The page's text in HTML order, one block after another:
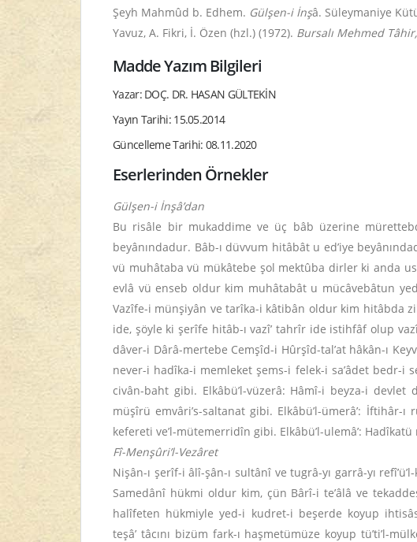
Şeyh Mahmûd b. Edhem. Gülşen-i İnşâ. Süleymaniye
Yavuz, A. Fikri, İ. Özen (hzl.) (1972). Bursalı Mehmed
Madde Yazım Bilgileri
Yazar: DOÇ. DR. HASAN GÜLTEKİN
Yayın Tarihi: 15.05.2014
Güncelleme Tarihi: 08.11.2020
Eserlerinden Örnekler
Gülşen-i İnşâ’dan
Bu risâle bir mukaddime ve üç bâb üzerine
beyânındadur. Bâb-ı düvvum hitâbât u ed’iye
vü muhâtaba vü mükâtebe şol mektûba dirler ki anda
evlâ vü enseb oldur kim muhâtabât u mücâvebâtun
Vazîfe-i münşiyân ve tarîka-i kâtibân oldur kim hitâbda
ide, şöyle ki şerîfe hitâb-ı vazî’ tahrîr ide istihfâf olup
dâver-i Dârâ-mertebe Cemşîd-i Hûrşîd-tal’at hâkân-ı
never-i hadîka-i memleket şems-i felek-i sa’âdet bedr-i
civân-baht gibi. Elkâbü’l-vüzerâ: Hâmî-i beyza-i devlet
müşîrü emvâri’s-saltanat gibi. Elkâbü’l-ümerâ’: İftihâr-ı
kefereti ve’l-mütemerridîn gibi. Elkâbü’l-ulemâ’: Hadîkatü
Fî-Menşûri’l-Vezâret
Nişân-ı şerîf-i âlî-şân-ı sultânî ve tugrâ-yı garrâ-yı
Samedânî hükmi oldur kim, çün Bârî-i te’âlâ ve
halîfeten hükmiyle yed-i kudret-i beşerde koyup
teşâ’ tâcını bizüm fark-ı haşmetümüze koyup tü’ti’l-